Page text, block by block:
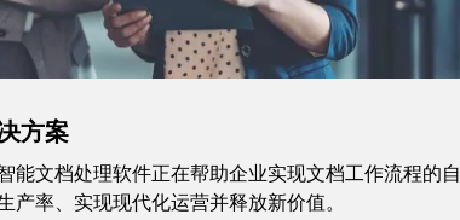
方案
能文档处理软件正在帮助企业实现文档工作流程的自
产率、实现现代化运营并释放新价值。